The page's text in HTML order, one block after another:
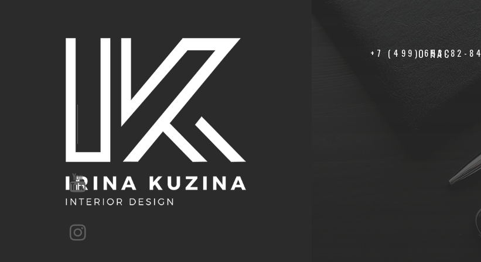
+7 (499) 653-82-84
О НАС